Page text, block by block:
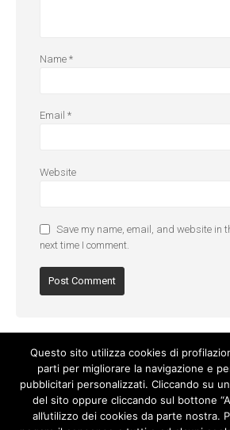
Name *
Email *
Website
Save my name, email, and website in
next time I comment.
Questo sito utilizza cookies di
parti per migliorare la navigazione e
pubblicitari personalizzati. Cliccando su
del sito oppure cliccando sul bottone
all’utilizzo dei cookies da parte nostra.